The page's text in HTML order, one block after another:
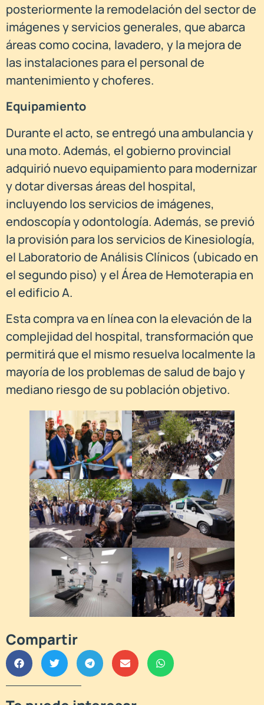
posteriormente la remodelación del sector de
imágenes y servicios generales, que abarca
áreas como cocina, lavadero, y la mejora de
las instalaciones para el personal de
mantenimiento y choferes.
Equipamiento
Durante el acto, se entregó una ambulancia y
una moto. Además, el gobierno provincial
adquirió nuevo equipamiento para modernizar
y dotar diversas áreas del hospital,
incluyendo los servicios de imágenes,
endoscopía y odontología. Además, se previó
la provisión para los servicios de Kinesiología,
el Laboratorio de Análisis Clínicos (ubicado en
el segundo piso) y el Área de Hemoterapia en
el edificio A.
Esta compra va en línea con la elevación de la
complejidad del hospital, transformación que
permitirá que el mismo resuelva localmente la
mayoría de los problemas de salud de bajo y
mediano riesgo de su población objetivo.
Compartir